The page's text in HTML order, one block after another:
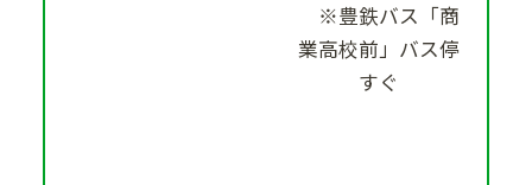
※豊鉄バス「商
業高校前」バス停
すぐ